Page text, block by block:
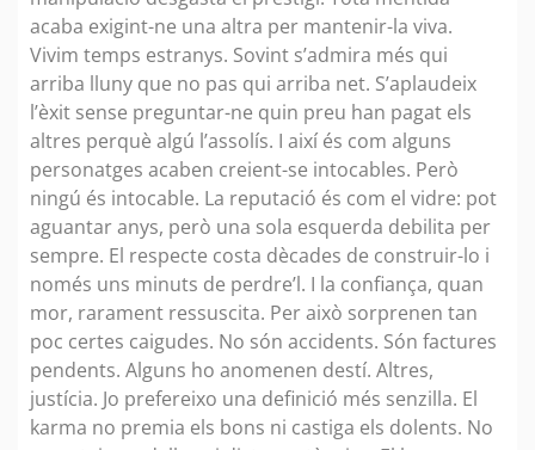
acaba exigint-ne una altra per mantenir-la viva.
Vivim temps estranys. Sovint s’admira més qui
arriba lluny que no pas qui arriba net. S’aplaudeix
l’èxit sense preguntar-ne quin preu han pagat els
altres perquè algú l’assolís. I així és com alguns
personatges acaben creient-se intocables. Però
ningú és intocable. La reputació és com el vidre: pot
aguantar anys, però una sola esquerda debilita per
sempre. El respecte costa dècades de construir-lo i
només uns minuts de perdre’l. I la confiança, quan
mor, rarament ressuscita. Per això sorprenen tan
poc certes caigudes. No són accidents. Són factures
pendents. Alguns ho anomenen destí. Altres,
justícia. Jo prefereixo una definició més senzilla. El
karma no premia els bons ni castiga els dolents. No